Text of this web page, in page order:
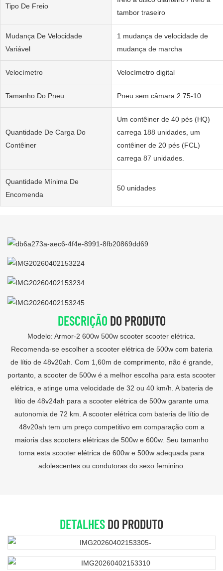
Tipo De Freio
tambor traseiro
Mudança De Velocidade
Variável
1 mudança de velocidade de
mudança de marcha
Velocímetro Velocímetro digital
Tamanho Do Pneu Pneu sem câmara 2.75-10
Quantidade De Carga Do
Contêiner
Um contêiner de 40 pés (HQ)
carrega 188 unidades, um
contêiner de 20 pés (FCL)
carrega 87 unidades.
Quantidade Mínima De
Encomenda
50 unidades
DESCRIÇÃO DO PRODUTO
Modelo: Armor-2 600w 500w scooter scooter elétrica.
Recomenda-se escolher a scooter elétrica de 500w com bateria
de lítio de 48v20ah. Com 1,60m de comprimento, não é grande,
portanto, a scooter de 500w é a melhor escolha para esta scooter
elétrica, e atinge uma velocidade de 32 ou 40 km/h. A bateria de
lítio de 48v24ah para a scooter elétrica de 500w garante uma
autonomia de 72 km. A scooter elétrica com bateria de lítio de
48v20ah tem um preço competitivo em comparação com a
maioria das scooters elétricas de 500w e 600w. Seu tamanho
torna esta scooter elétrica de 600w e 500w adequada para
adolescentes ou condutoras do sexo feminino.
DETALHESDO PRODUTO